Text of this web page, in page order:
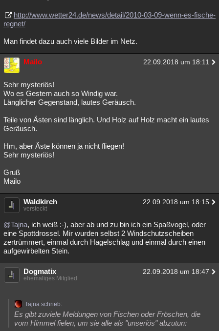
http://www.wetter24.de/news/detail/2010-03-09-wenn-es-fische-
regnet/
Man findet dazu auch viele Bilder im Netz.
Mailo 22.09.2018 um 18:11
Sehr mysteriös!
Wo es Gestern auch so Windig war.
Länglicher Gegenstand, lautes Geräusch.
Teile von Ästen sind länglich. Und Holz auf Holz macht ein lautes
Geräusch.
Hm, aber Äste können ja nicht fliegen!
Sehr mysteriös!
Gruß
Mailo
Waldkirch 22.09.2018 um 18:15
versteckt
@Tajna, ich weiß :-), aber ab und zu bin ich ein Spaßvogel, oder
eine Spottdrossel. Mir wurden selbst 2 Windschutzscheiben
zertrümmert, einmal durch Hagelschlag und einmal durch einen
aufgewirbelten Stein.
Dogmatix 22.09.2018 um 18:47
ehemaliges Mitglied
Tajna schrieb:
Es gibt zuviele Meldungen von Fischen oder Fröschen, die
vom Himmel fielen, um sie alle als "unseriös" abzutun: